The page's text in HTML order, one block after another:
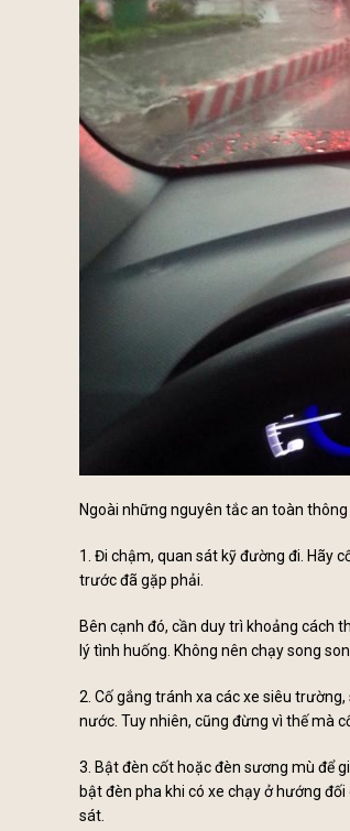
Ngoài những nguyên tắc an toàn
1. Đi chậm, quan sát kỹ đường đi. Hãy
trước đã gặp phải.
Bên cạnh đó, cần duy trì khoảng cách
lý tình huống. Không nên chạy song
2. Cố gắng tránh xa các xe siêu
nước. Tuy nhiên, cũng đừng vì thế mà
3. Bật đèn cốt hoặc đèn sương mù để
bật đèn pha khi có xe chạy ở hướng
sát.